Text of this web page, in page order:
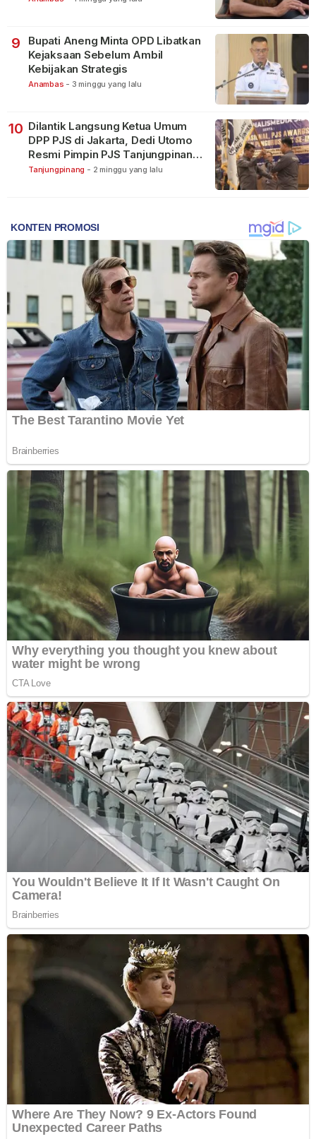
9
Bupati Aneng Minta OPD Libatkan
Kejaksaan Sebelum Ambil
Kebijakan Strategis
Anambas - 3 minggu yang lalu
10 Dilantik Langsung Ketua Umum
DPP PJS di Jakarta, Dedi Utomo
Resmi Pimpin PJS Tanjungpinang-
Bintan
Tanjungpinang - 2 minggu yang lalu